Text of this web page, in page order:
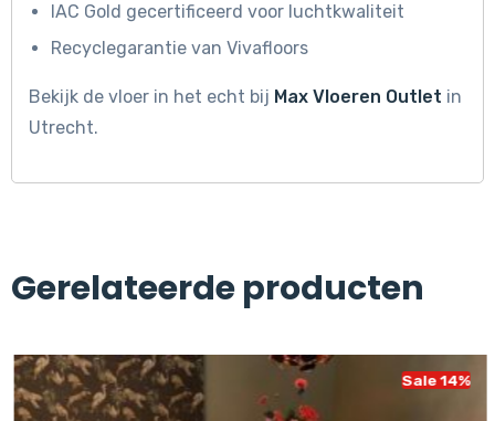
IAC Gold gecertificeerd voor luchtkwaliteit
Recyclegarantie van Vivafloors
Bekijk de vloer in het echt bij Max Vloeren Outlet in
Utrecht.
Gerelateerde producten
Sale 14%